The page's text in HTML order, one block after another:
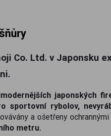
Co. Ltd. v Japonsku
japonských
sportovní rybolov,
a ošetřeny
metru.